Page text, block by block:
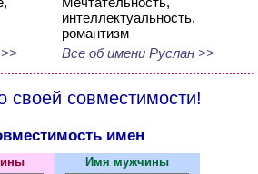
интеллектуальность,
романтизм
Все об имени Руслан >>
своей совместимости!
имен
Имя мужчины